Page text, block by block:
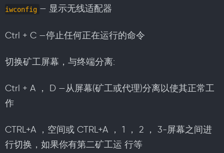
iwconfig — 显示无线适配器
Ctrl + C —停止任何正在运行的命令
切换矿工屏幕，与终端分离:
Ctrl + A ， D —从屏幕(矿工或代理)分离以使其正常工
作
CTRL+A ，空间或 CTRL+A ， 1 ， 2 ， 3-屏幕之间进
行切换，如果你有第二矿工运 行等